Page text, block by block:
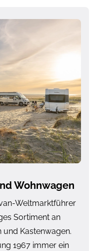
Wohnwagen
Weltmarktführer
Sortiment an
Kastenwagen.
1967 immer ein